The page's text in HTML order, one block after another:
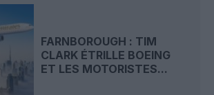
FARNBOROUGH : TIM
CLARK ÉTRILLE BOEING
ET LES MOTORISTES...